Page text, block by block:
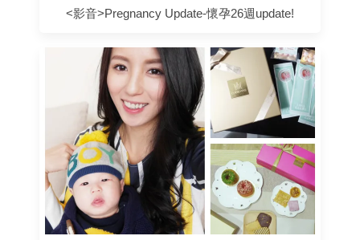
<影音>Pregnancy Update-懷孕26週update!